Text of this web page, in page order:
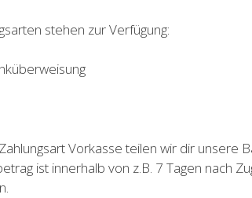
stehen zur Verfügung:
Vorkasse teilen wir dir unsere
ist innerhalb von z.B. 7 Tagen nach